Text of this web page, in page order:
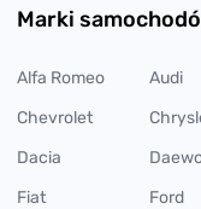
Marki
Alfa Romeo Audi
Chevrolet
Dacia
Fiat
Ford